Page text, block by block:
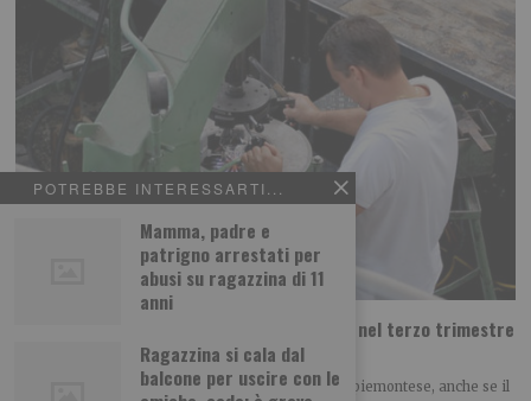
POTREBBE INTERESSARTI...
Mamma, padre e
patrigno arrestati per
abusi su ragazzina di 11
anni
Ragazzina si cala dal
balcone per uscire con le
Artigianato piemontese, segnali di ripresa nel terzo trimestre
ma i saldi restano negativi
Piccoli segnali di miglioramento per l’artigianato piemontese, anche se il